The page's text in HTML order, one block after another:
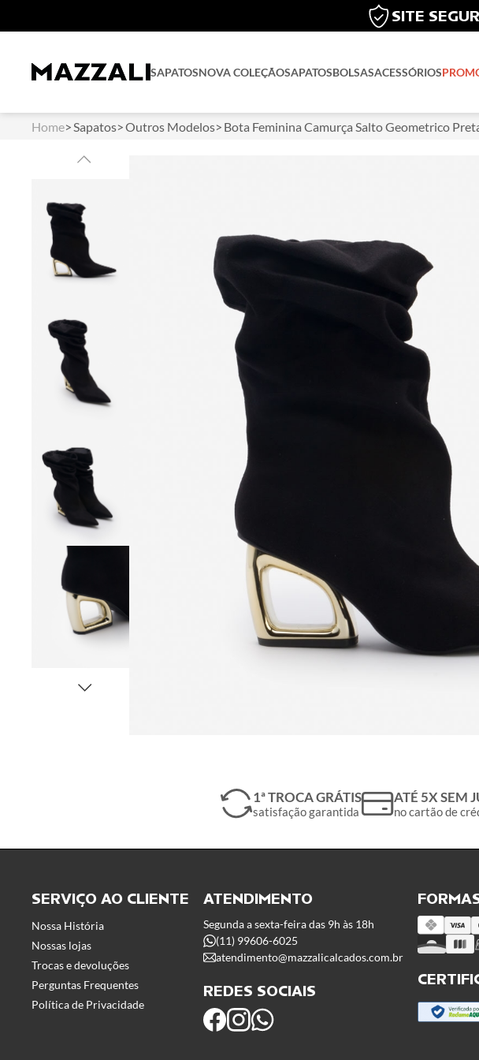
SAPATOSNOVA COLEÇÃOSAPATOSBOLSASACESSÓRIOS
Home Sapatos Outros Modelos Bota Feminina Camurça Salto Geometrico
1ª TROCA GRÁTIS
satisfação garantida
ATÉ 5X SEM
no cartão de
SERVIÇO AO CLIENTE
Nossa História
Nossas lojas
Trocas e devoluções
Perguntas Frequentes
Política de Privacidade
ATENDIMENTO
Segunda a sexta-feira das 9h às 18h
(11) 99606-6025
atendimento@mazzalicalcados.com.br
REDES SOCIAIS